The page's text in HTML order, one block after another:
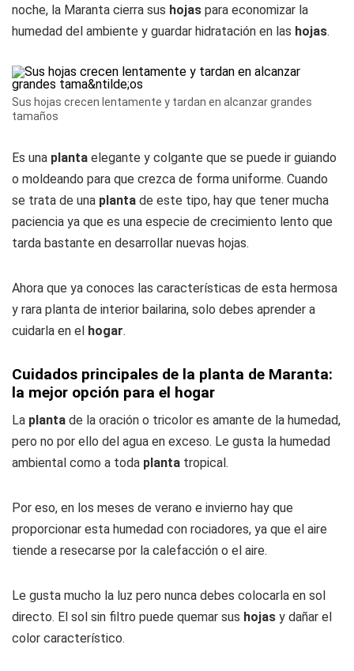
noche, la Maranta cierra sus hojas para economizar la
humedad del ambiente y guardar hidratación en las hojas.
Sus hojas crecen lentamente y tardan en alcanzar grandes
tamaños
Es una planta elegante y colgante que se puede ir guiando
o moldeando para que crezca de forma uniforme. Cuando
se trata de una planta de este tipo, hay que tener mucha
paciencia ya que es una especie de crecimiento lento que
tarda bastante en desarrollar nuevas hojas.
Ahora que ya conoces las características de esta hermosa
y rara planta de interior bailarina, solo debes aprender a
cuidarla en el hogar.
Cuidados principales de la planta de Maranta:
la mejor opción para el hogar
La planta de la oración o tricolor es amante de la humedad,
pero no por ello del agua en exceso. Le gusta la humedad
ambiental como a toda planta tropical.
Por eso, en los meses de verano e invierno hay que
proporcionar esta humedad con rociadores, ya que el aire
tiende a resecarse por la calefacción o el aire.
Le gusta mucho la luz pero nunca debes colocarla en sol
directo. El sol sin filtro puede quemar sus hojas y dañar el
color característico.